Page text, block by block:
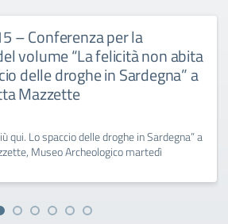
– Conferenza per la
volume “La felicità non abita
delle droghe in Sardegna” a
Mazzette
qui. Lo spaccio delle droghe in Sardegna” a
Museo Archeologico martedì